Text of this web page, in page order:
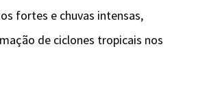
fortes e chuvas intensas,
de ciclones tropicais nos